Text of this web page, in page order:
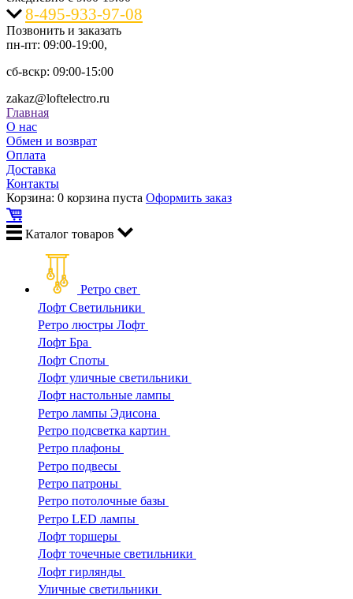
8-495-933-97-08
Позвонить и заказать
пн-пт: 09:00-19:00,
сб-вскр: 09:00-15:00
zakaz@loftelectro.ru
Главная
О нас
Обмен и возврат
Оплата
Доставка
Контакты
Корзина: 0 корзина пуста Оформить заказ
Каталог товаров
Ретро свет
Лофт Светильники
Ретро люстры Лофт
Лофт Бра
Лофт Споты
Лофт уличные светильники
Лофт настольные лампы
Ретро лампы Эдисона
Ретро подсветка картин
Ретро плафоны
Ретро подвесы
Ретро патроны
Ретро потолочные базы
Ретро LED лампы
Лофт торшеры
Лофт точечные светильники
Лофт гирлянды
Уличные светильники